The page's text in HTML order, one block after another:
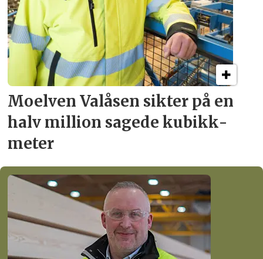
Moelven Valåsen sikter på en
halv million sagede kubikk­
meter